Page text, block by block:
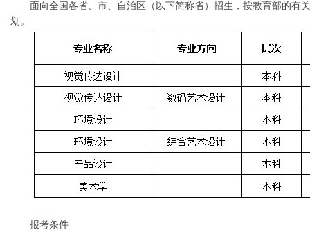
面向全国各省、市、自治区（以下简称省）招生，按教育部的有
划。
报考条件